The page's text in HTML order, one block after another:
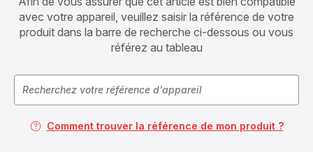
avec votre appareil, veuillez saisir la référence de votre
produit dans la barre de recherche ci-dessous ou vous
référez au tableau
Comment trouver la référence de mon produit ?